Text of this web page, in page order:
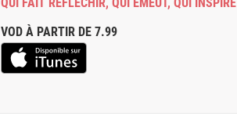
VOD À PARTIR DE 7.99